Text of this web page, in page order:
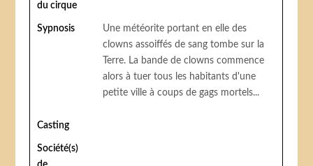
du cirque
Sypnosis
Une météorite portant en elle des
clowns assoiffés de sang tombe sur la
Terre. La bande de clowns commence
alors à tuer tous les habitants d'une
petite ville à coups de gags mortels...
Casting
Société(s)